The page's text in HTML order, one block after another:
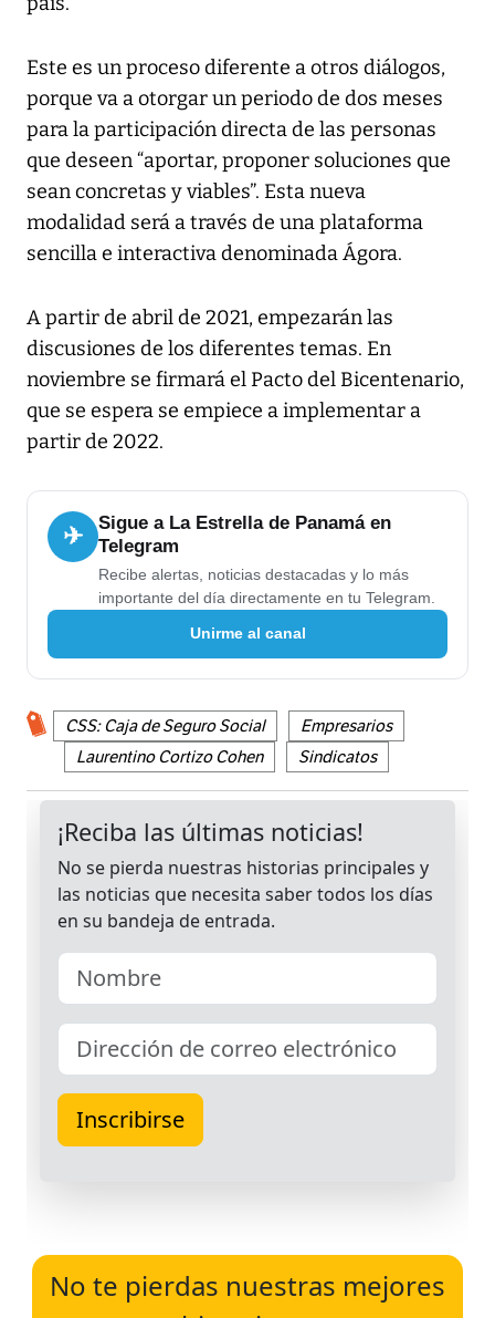
Este es un proceso diferente a otros diálogos,
porque va a otorgar un periodo de dos meses
para la participación directa de las personas
que deseen “aportar, proponer soluciones que
sean concretas y viables”. Esta nueva
modalidad será a través de una plataforma
sencilla e interactiva denominada Ágora.
A partir de abril de 2021, empezarán las
discusiones de los diferentes temas. En
noviembre se firmará el Pacto del Bicentenario,
que se espera se empiece a implementar a
partir de 2022.
✈
Sigue a La Estrella de Panamá en
Telegram
Recibe alertas, noticias destacadas y lo más
importante del día directamente en tu Telegram.
Unirme al canal
CSS: Caja de Seguro Social
Empresarios
Laurentino Cortizo Cohen
Sindicatos
No te pierdas nuestras mejores